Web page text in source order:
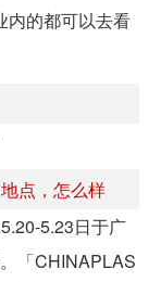
内的都可以去看
点，怎么样
5.23日于广
「CHINAPLAS